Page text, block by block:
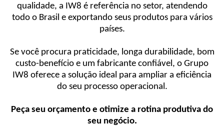
qualidade, a IW8 é referência no setor, atendendo
todo o Brasil e exportando seus produtos para vários
países.
Se você procura praticidade, longa durabilidade, bom
custo-benefício e um fabricante confiável, o Grupo
IW8 oferece a solução ideal para ampliar a eficiência
do seu processo operacional.
Peça seu orçamento e otimize a rotina produtiva do
seu negócio.